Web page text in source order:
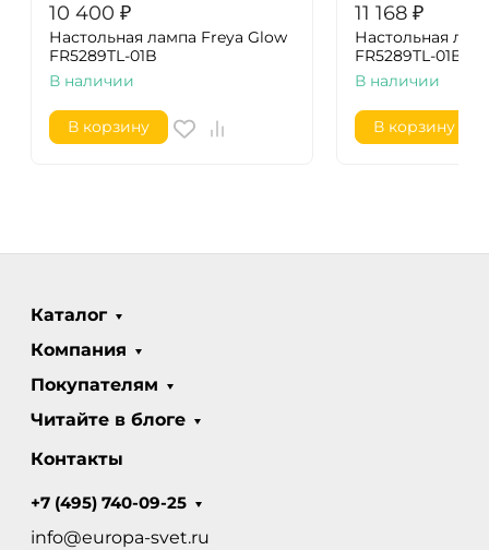
10 400 ₽
Настольная лампа Freya Glow
FR5289TL-01B
В наличии
В корзину
11 168 ₽
Настольная
FR5289TL-01BS
В наличии
В корзину
Каталог
Компания
Покупателям
Читайте в блоге
Контакты
+7 (495) 740-09-25
info@europa-svet.ru